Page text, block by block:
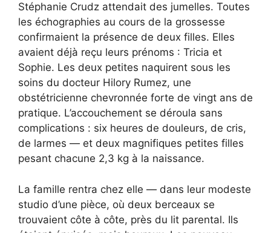
Stéphanie Crudz attendait des jumelles. Toutes
les échographies au cours de la grossesse
confirmaient la présence de deux filles. Elles
avaient déjà reçu leurs prénoms : Tricia et
Sophie. Les deux petites naquirent sous les
soins du docteur Hilory Rumez, une
obstétricienne chevronnée forte de vingt ans de
pratique. L’accouchement se déroula sans
complications : six heures de douleurs, de cris,
de larmes — et deux magnifiques petites filles
pesant chacune 2,3 kg à la naissance.
La famille rentra chez elle — dans leur modeste
studio d’une pièce, où deux berceaux se
trouvaient côte à côte, près du lit parental. Ils